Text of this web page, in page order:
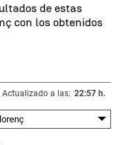
de estas
con los obtenidos
Actualizado a las: 22:57 h.